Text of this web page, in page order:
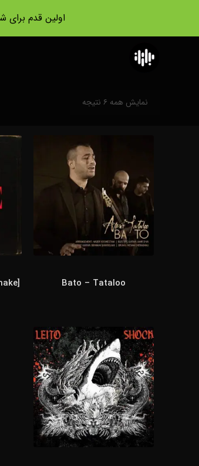
اولین قدم
نمایش همه ۶ نتیجه
Bato – Tataloo